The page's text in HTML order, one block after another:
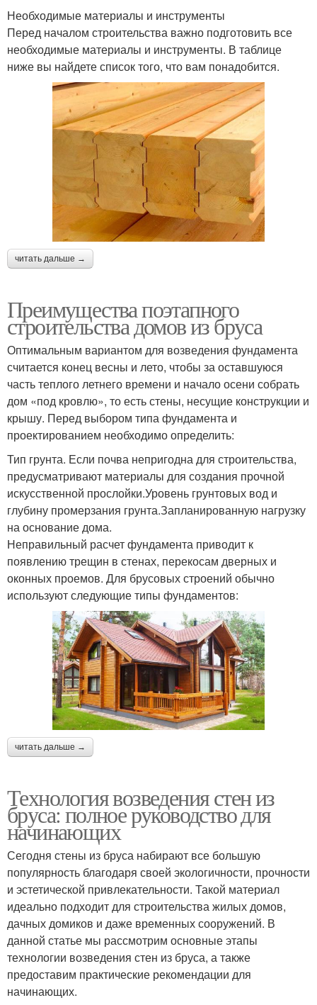
Необходимые материалы и инструменты
Перед началом строительства важно подготовить все
необходимые материалы и инструменты. В таблице
ниже вы найдете список того, что вам понадобится.
читать дальше →
Преимущества поэтапного
строительства домов из бруса
Оптимальным вариантом для возведения фундамента
считается конец весны и лето, чтобы за оставшуюся
часть теплого летнего времени и начало осени собрать
дом «под кровлю», то есть стены, несущие конструкции и
крышу. Перед выбором типа фундамента и
проектированием необходимо определить:
Тип грунта. Если почва непригодна для строительства,
предусматривают материалы для создания прочной
искусственной прослойки.Уровень грунтовых вод и
глубину промерзания грунта.Запланированную нагрузку
на основание дома.
Неправильный расчет фундамента приводит к
появлению трещин в стенах, перекосам дверных и
оконных проемов. Для брусовых строений обычно
используют следующие типы фундаментов:
читать дальше →
Технология возведения стен из
бруса: полное руководство для
начинающих
Сегодня стены из бруса набирают все большую
популярность благодаря своей экологичности, прочности
и эстетической привлекательности. Такой материал
идеально подходит для строительства жилых домов,
дачных домиков и даже временных сооружений. В
данной статье мы рассмотрим основные этапы
технологии возведения стен из бруса, а также
предоставим практические рекомендации для
начинающих.